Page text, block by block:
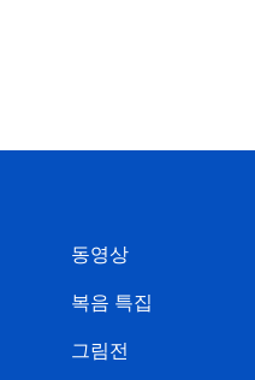
동영상
복음 특집
그림전